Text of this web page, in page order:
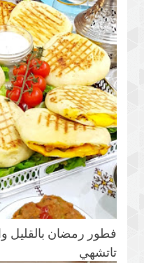
فطور رمضان بالقليل
تاتشهي